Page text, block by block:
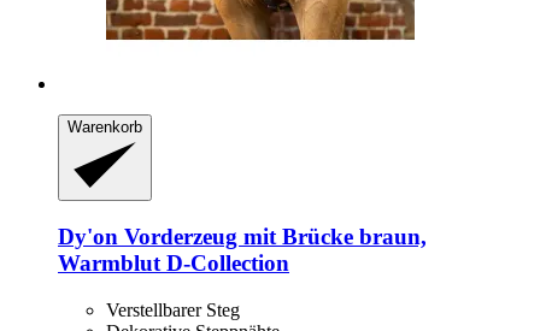
Warenkorb
Dy'on Vorderzeug mit Brücke braun,
Warmblut D-​Collection
Verstellbarer Steg